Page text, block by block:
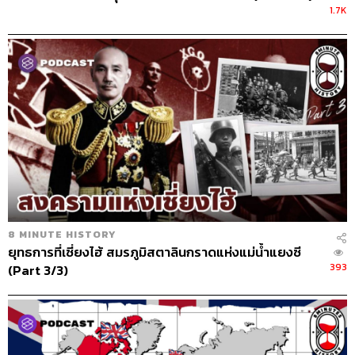
1.7K
8 MINUTE HISTORY
ยุทธการที่เซี่ยงไฮ้ สมรภูมิสตาลินกราดแห่งแม่น้ำแยงซี
(Part 3/3)
393